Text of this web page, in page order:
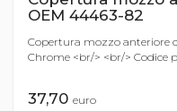
OEM 44463-82
Copertura mozzo anteriore
Chrome <br/> <br/> Codice
37,70 euro